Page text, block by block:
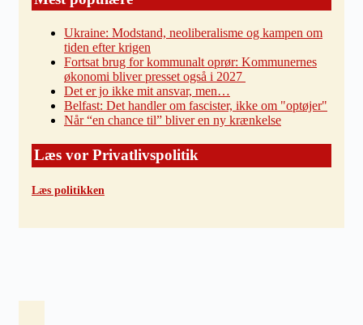
Ukraine: Modstand, neoliberalisme og kampen om
tiden efter krigen
Fortsat brug for kommunalt oprør: Kommunernes
økonomi bliver presset også i 2027
Det er jo ikke mit ansvar, men…
Belfast: Det handler om fascister, ikke om "optøjer"
Når “en chance til” bliver en ny krænkelse
Læs vor Privatlivspolitik
Læs politikken